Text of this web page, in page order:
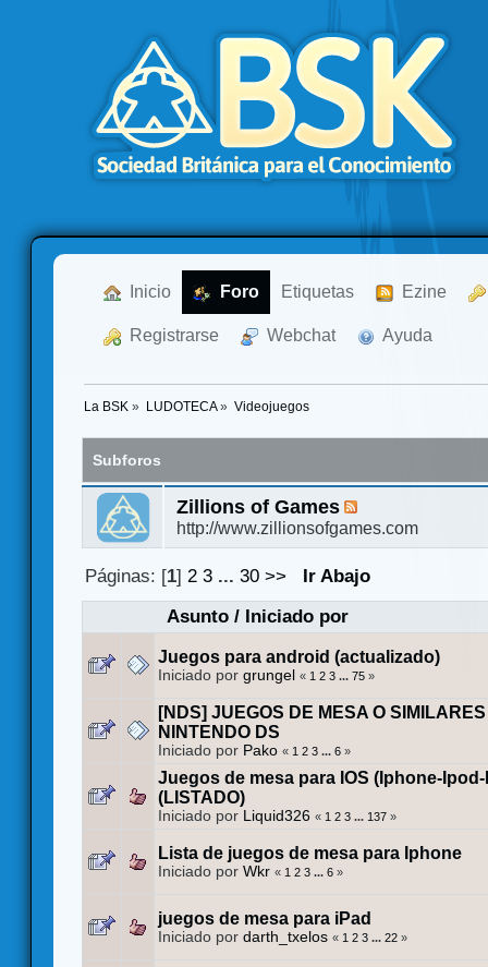
Inicio Foro Etiquetas Ezine
Registrarse Webchat Ayuda
La BSK » LUDOTECA» Videojuegos
Subforos
Zillions of Games
http://www.zillionsofgames.com
Páginas: [1]2 3 ...30 >>
Ir Abajo
Asunto/ Iniciado por
Juegos para android (actualizado)
Iniciado por grungel « 1 2 3 ... 75 »
[NDS] JUEGOS DE MESA O
NINTENDO DS
Iniciado por Pako « 1 2 3 ... 6 »
Juegos de mesa para IOS (Iphone-
(LISTADO)
Iniciado por Liquid326 « 1 2 3 ... 137 »
Lista de juegos de mesa para Iphone
Iniciado por Wkr « 1 2 3 ... 6 »
juegos de mesa para iPad
Iniciado por darth_txelos « 1 2 3 ... 22 »